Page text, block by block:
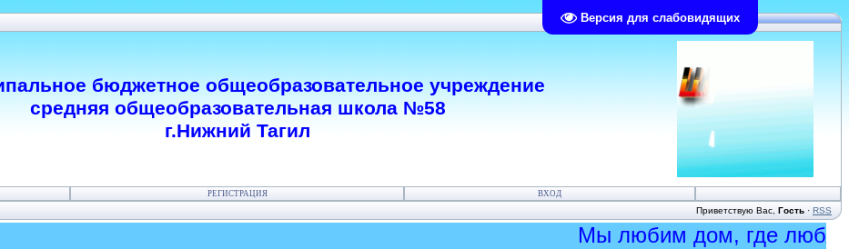
Версия для слабовидящих
бюджетное общеобразовательное учреждение
средняя общеобразовательная школа №58
г.Нижний Тагил
РЕГИСТРАЦИЯ ВХОД
Приветствую Вас Гость · RSS
Мы любим дом, где любят